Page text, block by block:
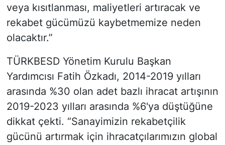
veya kısıtlanması, maliyetleri artıracak ve
rekabet gücümüzü kaybetmemize neden
olacaktır.”
TÜRKBESD Yönetim Kurulu Başkan
Yardımcısı Fatih Özkadı, 2014-2019 yılları
arasında %30 olan adet bazlı ihracat artışının
2019-2023 yılları arasında %6'ya düştüğüne
dikkat çekti. “Sanayimizin rekabetçilik
gücünü artırmak için ihracatçılarımızın global